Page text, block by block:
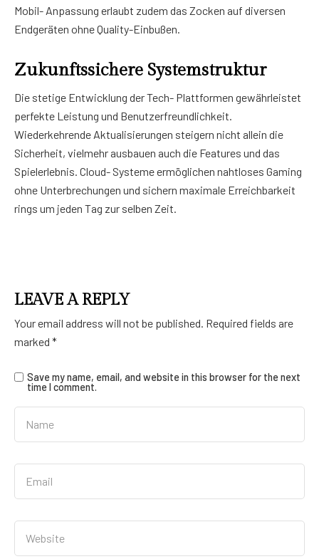
Mobil- Anpassung erlaubt zudem das Zocken auf diversen
Endgeräten ohne Quality-Einbußen.
Zukunftssichere Systemstruktur
Die stetige Entwicklung der Tech- Plattformen gewährleistet
perfekte Leistung und Benutzerfreundlichkeit.
Wiederkehrende Aktualisierungen steigern nicht allein die
Sicherheit, vielmehr ausbauen auch die Features und das
Spielerlebnis. Cloud- Systeme ermöglichen nahtloses Gaming
ohne Unterbrechungen und sichern maximale Erreichbarkeit
rings um jeden Tag zur selben Zeit.
LEAVE A REPLY
Your email address will not be published. Required fields are
marked *
Save my name, email, and website in this browser for the next
time I comment.